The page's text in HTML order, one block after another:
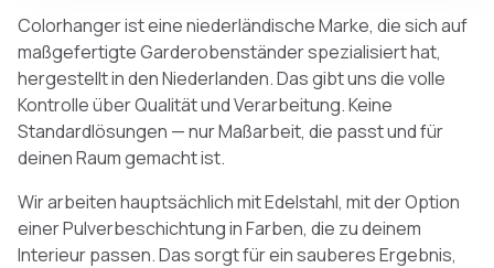
Colorhanger ist eine niederländische Marke, die sich auf
maßgefertigte Garderobenständer spezialisiert hat,
hergestellt in den Niederlanden. Das gibt uns die volle
Kontrolle über Qualität und Verarbeitung. Keine
Standardlösungen — nur Maßarbeit, die passt und für
deinen Raum gemacht ist.
Wir arbeiten hauptsächlich mit Edelstahl, mit der Option
einer Pulverbeschichtung in Farben, die zu deinem
Interieur passen. Das sorgt für ein sauberes Ergebnis,